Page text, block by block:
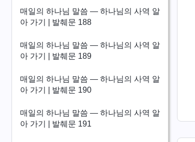
매일의 하나님 말씀 ― 하나님의 사역 알
아 가기 | 발췌문 188
매일의 하나님 말씀 ― 하나님의 사역 알
아 가기 | 발췌문 189
매일의 하나님 말씀 ― 하나님의 사역 알
아 가기 | 발췌문 190
매일의 하나님 말씀 ― 하나님의 사역 알
아 가기 | 발췌문 191